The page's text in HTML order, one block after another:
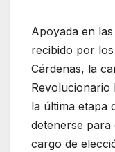
Apoyada en
recibido por
Cárdenas, la
Revolucionario
la última etapa
detenerse
cargo de